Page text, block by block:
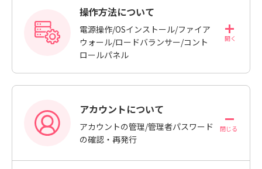
操作方法について
電源操作/OSインストール/ファイア
ウォール/ロードバランサー/コント
ロールパネル
アカウントについて
アカウントの管理/管理者パスワード
の確認・再発行